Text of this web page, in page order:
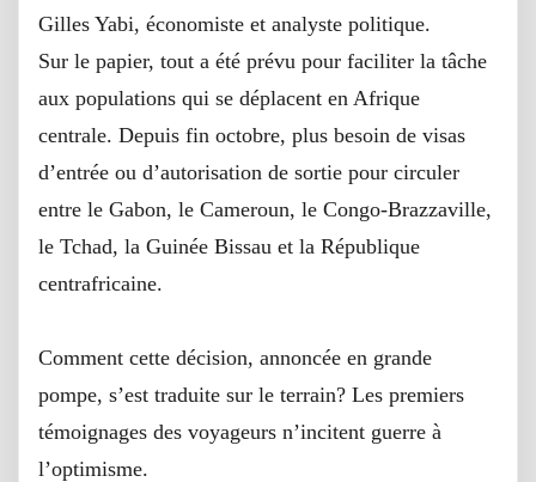
Gilles Yabi, économiste et analyste politique.
Sur le papier, tout a été prévu pour faciliter la tâche
aux populations qui se déplacent en Afrique
centrale. Depuis fin octobre, plus besoin de visas
d’entrée ou d’autorisation de sortie pour circuler
entre le Gabon, le Cameroun, le Congo-Brazzaville,
le Tchad, la Guinée Bissau et la République
centrafricaine.
Comment cette décision, annoncée en grande
pompe, s’est traduite sur le terrain? Les premiers
témoignages des voyageurs n’incitent guerre à
l’optimisme.